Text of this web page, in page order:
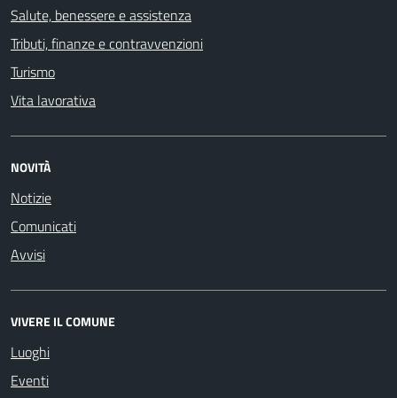
Salute, benessere e assistenza
Tributi, finanze e contravvenzioni
Turismo
Vita lavorativa
NOVITÀ
Notizie
Comunicati
Avvisi
VIVERE IL COMUNE
Luoghi
Eventi